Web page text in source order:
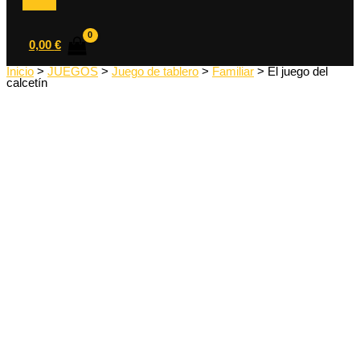
0,00 €
Inicio > JUEGOS > Juego de tablero > Familiar > El juego del
calcetín